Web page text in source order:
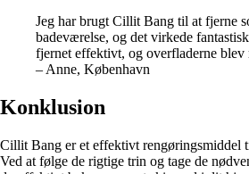
Jeg har brugt Cillit Bang til at fjerne
badeværelse, og det virkede
fjernet effektivt, og overfladerne blev
– Anne, København
Konklusion
Cillit Bang er et effektivt rengøringsmiddel
Ved at følge de rigtige trin og tage de